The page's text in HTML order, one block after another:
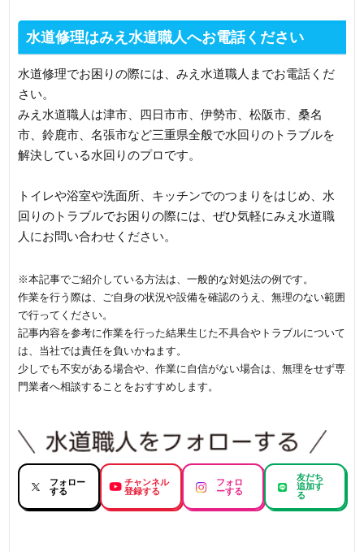
水道修理はみえ水道職人へお電話ください
水道修理でお困りの際には、みえ水道職人までお電話くだ
さい。
みえ水道職人は津市、四日市市、伊勢市、松阪市、桑名
市、鈴鹿市、名張市など三重県全般で水回りのトラブルを
解決している水回りのプロです。
トイレや浴室や洗面所、キッチンでのつまりをはじめ、水
回りのトラブルでお困りの際には、ぜひ気軽にみえ水道職
人にお問い合わせください。
※本記事でご紹介している方法は、一般的な対処法の例です。
作業を行う際は、ご自身の状況や設備を確認のうえ、無理のない範囲
で行ってください。
記事内容を参考に作業を行った結果生じた不具合やトラブルについて
は、当社では責任を負いかねます。
少しでも不安がある場合や、作業に自信がない場合は、無理をせず専
門業者へ相談することをおすすめします。
フォロー
する
チャンネル
登録する
フォロ
ーする
友だち
追加す
る